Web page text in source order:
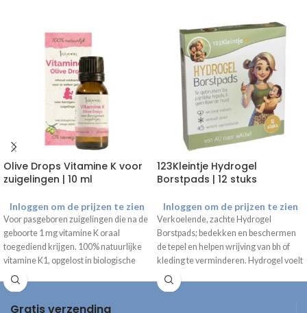
Olive Drops Vitamine K voor
zuigelingen | 10 ml
Inloggen om de prijzen te zien
Voor pasgeboren zuigelingen die na de
geboorte 1 mg vitamine K oraal
toegediend krijgen. 100% natuurlijke
vitamine K1, opgelost in biologische
extra vierge olijfolie, zonder onnodige
toevoegingen.
ongeveer 1 mg vitamine K1
123Kleintje Hydrogel
Borstpads | 12 stuks
Inloggen om de prijzen te zien
Verkoelende, zachte Hydrogel
Borstpads; bedekken en beschermen
de tepel en helpen wrijving van bh of
kleding te verminderen. Hydrogel voelt
zacht en licht vochtig aan en vormt een
beschermlaag tussen de huid en de bh.
Gratis verzending